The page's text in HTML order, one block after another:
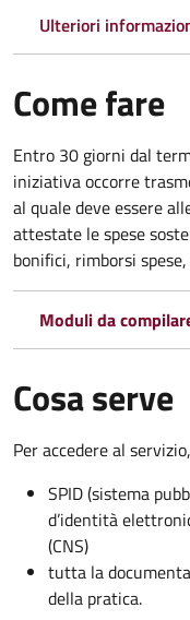
Ulteriori
Come fare
Entro 30 giorni dal
iniziativa occorre
al quale deve essere
attestate le spese
bonifici, rimborsi spese,
Moduli da
Cosa serve
Per accedere al
SPID (sistema
d’identità
(CNS)
tutta la
della pratica.